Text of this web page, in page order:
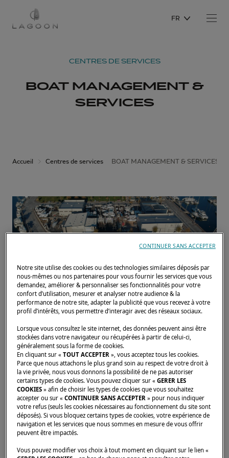
FR
CENTRES DE SERVICES
BOAT MANAGEMENT &
SERVICES
Accueil Centres de services BOAT MANAGEMENT & SERVICES
BMS est un chantier spécialisé dans la
maintenance régulière, le refit et le suivi de
catamarans.
Situé à Canet en Roussillon, BMS vous
accompagne entièrement et fournit tous les
services nécessaires à une navigation sereine
et sans contraintes. Pour cela, ils basent leur
Notre site utilise des cookies ou des technologies similaires déposés par
nous-mêmes ou nos partenaires pour vous fournir les services que vous
demandez, améliorer & personnaliser ses fonctionnalités pour votre
confort d’utilisation, mesurer et analyser notre audience & la
performance de notre site, adapter la publicité que vous recevez à votre
profil d’intérêts, vous permettre d’interagir avec des réseaux sociaux.
Lorsque vous consultez le site internet, des données peuvent ainsi être
stockées dans votre navigateur ou récupérées à partir de celui-ci,
généralement sous la forme de cookies.
En cliquant sur «TOUT ACCEPTER », vous acceptez tous les cookies.
Parce que nous attachons le plus grand soin au respect de votre droit à
la vie privée, nous vous donnons la possibilité de ne pas autoriser
certains types de cookies. Vous pouvez cliquer sur «GERER LES
COOKIES » afin de choisir les types de cookies que vous souhaitez
accepter ou sur «CONTINUER SANS ACCEPTER » pour nous indiquer
votre refus (seuls les cookies nécessaires au fonctionnement du site sont
déposés). Si vous bloquez certains types de cookies, votre expérience de
navigation et les services que nous sommes en mesure de vous offrir
peuvent être impactés.
Vous pouvez modifier vos choix à tout moment en cliquant sur le lien «
CONTINUER SANS ACCEPTER